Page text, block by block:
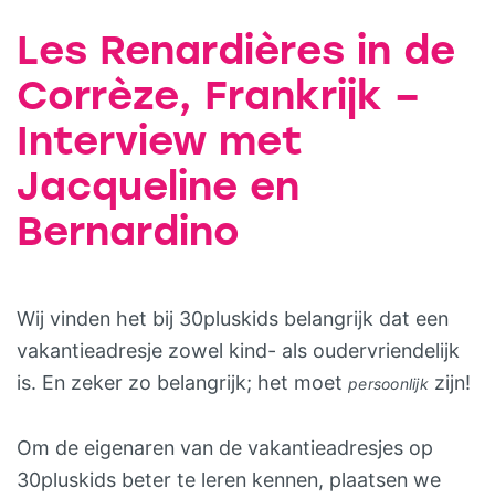
Les Renardières in de
Corrèze, Frankrijk –
Interview met
Jacqueline en
Bernardino
Wij vinden het bij 30pluskids belangrijk dat een
vakantieadresje zowel kind- als oudervriendelijk
is. En zeker zo belangrijk; het moet persoonlijkzijn!
Om de eigenaren van de vakantieadresjes op
30pluskids beter te leren kennen, plaatsen we